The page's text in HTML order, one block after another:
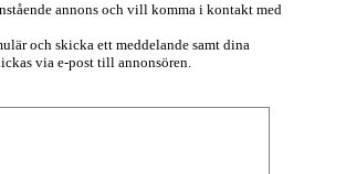
annons och vill komma i kontakt med
och skicka ett meddelande samt dina
via e-post till annonsören.